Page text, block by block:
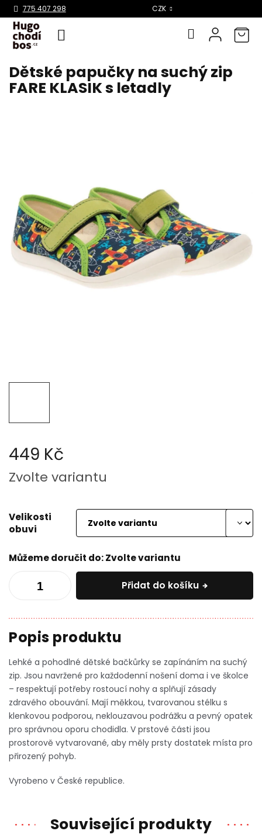
Přejít
obsah
775 407 298 CZK
Dětské papučky na suchý zip
FARE KLASIK s letadly
449 Kč
Měrná
cena:
Zvolte variantu
Velikosti
obuvi
Můžeme doručit do:Zvolte variantu
Přidat do košíku
Lehké a pohodlné dětské bačkůrky se zapínáním na suchý
zip. Jsou navržené pro každodenní nošení doma i ve školce
– respektují potřeby rostoucí nohy a splňují zásady
zdravého obouvání. Mají měkkou, tvarovanou stélku s
klenkovou podporou, neklouzavou podrážku a pevný opatek
pro správnou oporu chodidla. V prstové části jsou
prostorově vytvarované, aby měly prsty dostatek místa pro
přirozený pohyb.
Vyrobeno v České republice.
Související produkty